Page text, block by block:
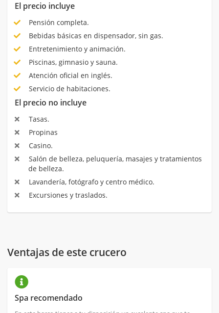
El precio incluye
Pensión completa.
Bebidas básicas en dispensador, sin gas.
Entretenimiento y animación.
Piscinas, gimnasio y sauna.
Atención oficial en inglés.
Servicio de habitaciones.
El precio no incluye
Tasas.
Propinas
Casino.
Salón de belleza, peluquería, masajes y tratamientos
de belleza.
Lavandería, fotógrafo y centro médico.
Excursiones y traslados.
Ventajas de este crucero
Spa recomendado